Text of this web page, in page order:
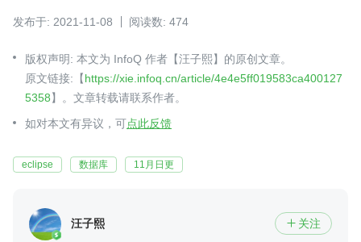
发布于: 2021-11-08 阅读数: 474
版权声明: 本文为 InfoQ 作者【汪子熙】的原创文章。
原文链接:【https://xie.infoq.cn/article/4e4e5ff019583ca400127
5358】。文章转载请联系作者。
如对本文有异议，可点此反馈
eclipse 数据库 11月日更
汪子熙  关注